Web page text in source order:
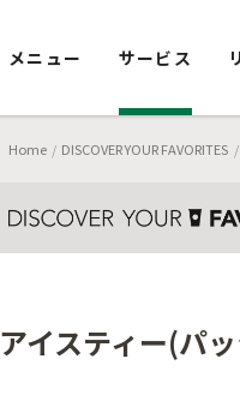
メニュー サービス
Home DISCOVER YOUR FAVORITES
アイスティー(パ